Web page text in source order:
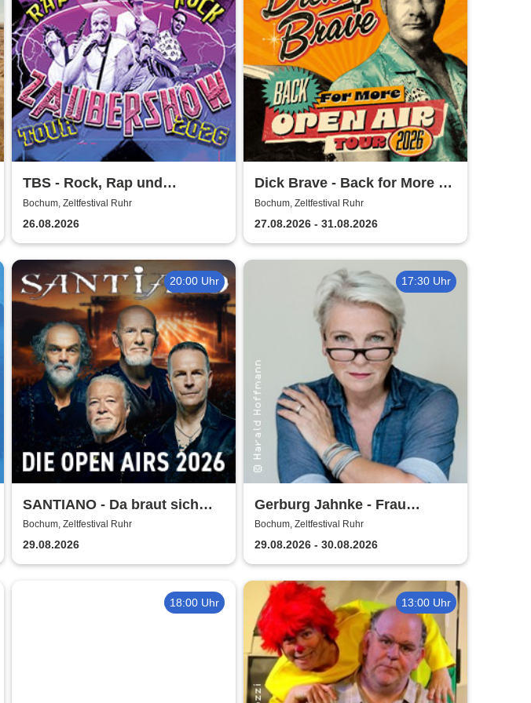
TBS - Rock, Rap und
Zaubershow Tour 2026
Bochum, Zeltfestival Ruhr
26.08.2026
Dick Brave - Back for More -
Live 2026
Bochum, Zeltfestival Ruhr
27.08.2026 - 31.08.2026
20:00 Uhr
SANTIANO - Da braut sich
was zusammen - Open Air
2026
Bochum, Zeltfestival Ruhr
29.08.2026
17:30 Uhr
Gerburg Jahnke - Frau
Jahnke hat eingeladen
Bochum, Zeltfestival Ruhr
29.08.2026 - 30.08.2026
18:00 Uhr 13:00 Uhr